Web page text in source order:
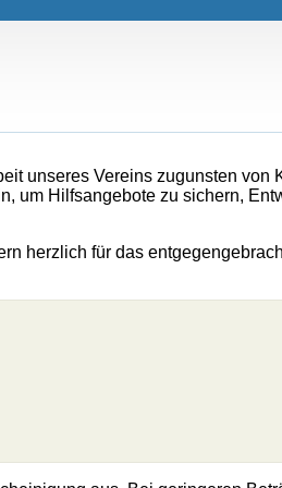
unseres Vereins zugunsten
um Hilfsangebote zu sichern,
herzlich für das